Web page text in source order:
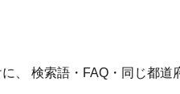
、 検索語・FAQ・同じ都道